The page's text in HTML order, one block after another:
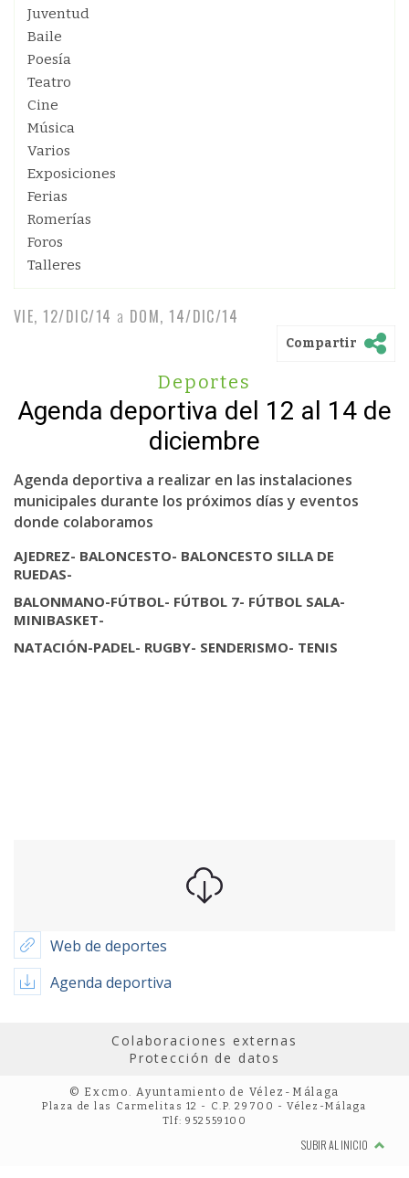
Juventud
Baile
Poesía
Teatro
Cine
Música
Varios
Exposiciones
Ferias
Romerías
Foros
Talleres
VIE, 12/DIC/14 a DOM, 14/DIC/14
Compartir
Deportes
Agenda deportiva del 12 al 14 de
diciembre
Agenda deportiva a realizar en las instalaciones
municipales durante los próximos días y eventos
donde colaboramos
AJEDREZ- BALONCESTO- BALONCESTO SILLA DE
RUEDAS-
BALONMANO-FÚTBOL- FÚTBOL 7- FÚTBOL SALA-
MINIBASKET-
NATACIÓN-PADEL- RUGBY- SENDERISMO- TENIS
Web de deportes
Agenda deportiva
Colaboraciones externas
Protección de datos
© Excmo. Ayuntamiento de Vélez-Málaga
Plaza de las Carmelitas 12 - C.P. 29700 - Vélez-Málaga
Tlf: 952559100
SUBIR AL INICIO